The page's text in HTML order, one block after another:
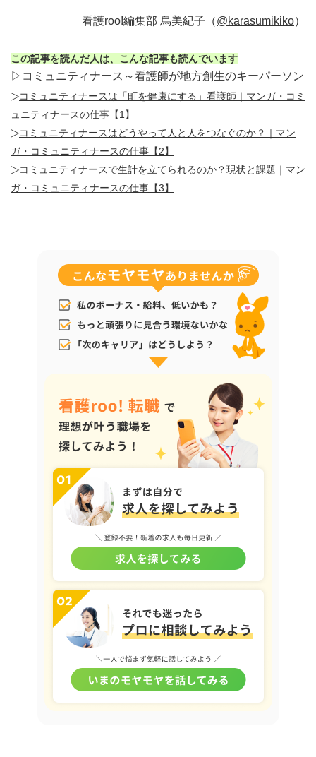
看護roo!編集部 烏美紀子（@karasumikiko）
この記事を読んだ人は、こんな記事も読んでいます
▷ コミュニティナース～看護師が地方創生のキーパーソン
▷コミュニティナースは「町を健康にする」看護師｜マンガ・コミ
ュニティナースの仕事【1】
▷コミュニティナースはどうやって人と人をつなぐのか？｜マン
ガ・コミュニティナースの仕事【2】
▷コミュニティナースで生計を立てられるのか？現状と課題｜マン
ガ・コミュニティナースの仕事【3】